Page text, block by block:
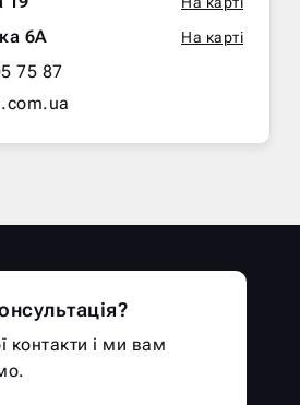
6А На карті
75 87
контакти і ми вам